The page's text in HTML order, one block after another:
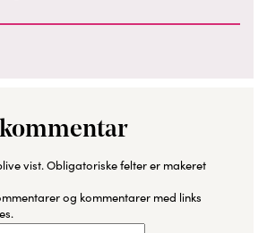
vist. Obligatoriske felter er makeret
og kommentarer med links